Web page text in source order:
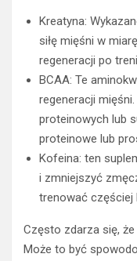
Kreatyna:
siłę mięśni w
regeneracji po
BCAA: Te
regeneracji
proteinowych lub
proteinowe lub
Kofeina: ten
i zmniejszyć
trenować częściej
Często zdarza się,
Może to być